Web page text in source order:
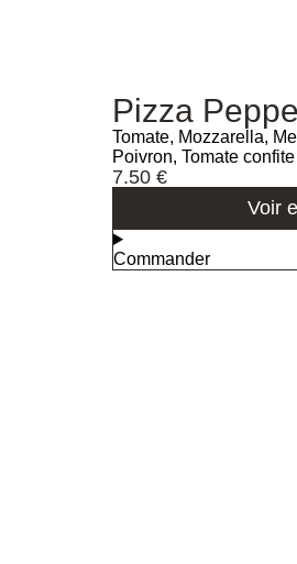
Pizza
Tomate, Mozzarella,
Poivron, Tomate confite
7.50 €
Voir
Commander